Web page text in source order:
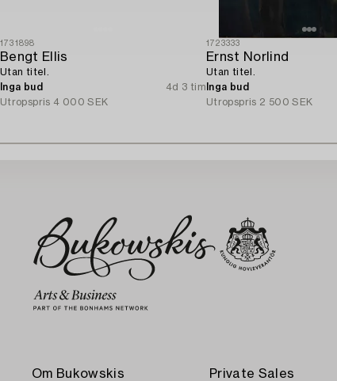
1731898
Bengt Ellis
Utan titel.
Inga bud
4d 3 tim
Utropspris 4 000 SEK
1723333
Ernst Norlind
Utan titel.
Inga bud
Utropspris 2 500 SEK
Om Bukowskis Private Sales